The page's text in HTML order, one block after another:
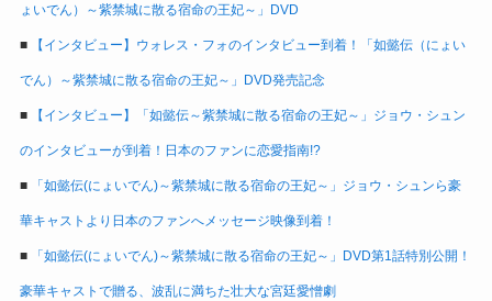
ょいでん）～紫禁城に散る宿命の王妃～」DVD
■ 【インタビュー】ウォレス・フォのインタビュー到着！「如懿伝（にょい
でん）～紫禁城に散る宿命の王妃～」DVD発売記念
■ 【インタビュー】「如懿伝～紫禁城に散る宿命の王妃～」ジョウ・シュン
のインタビューが到着！日本のファンに恋愛指南!?
■ 「如懿伝(にょいでん)～紫禁城に散る宿命の王妃～」ジョウ・シュンら豪
華キャストより日本のファンへメッセージ映像到着！
■ 「如懿伝(にょいでん)～紫禁城に散る宿命の王妃～」DVD第1話特別公開！
豪華キャストで贈る、波乱に満ちた壮大な宮廷愛憎劇